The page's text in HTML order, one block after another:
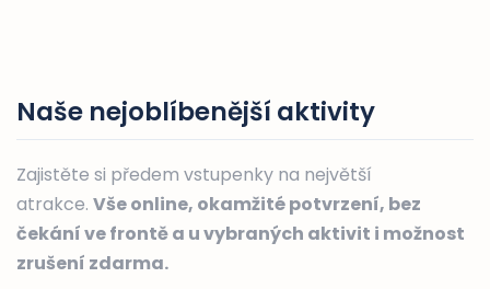
Naše nejoblíbenější aktivity
Zajistěte si předem vstupenky na největší
atrakce. Vše online, okamžité potvrzení, bez
čekání ve frontě a u vybraných aktivit i možnost
zrušení zdarma.